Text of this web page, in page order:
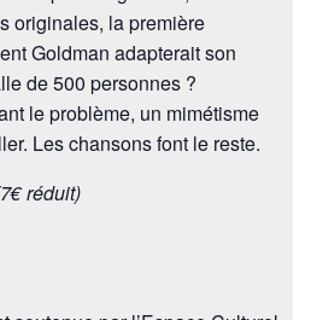
originales, la première
Goldman adapterait son
de 500 personnes ?
le problème, un mimétisme
Les chansons font le reste.
réduit)